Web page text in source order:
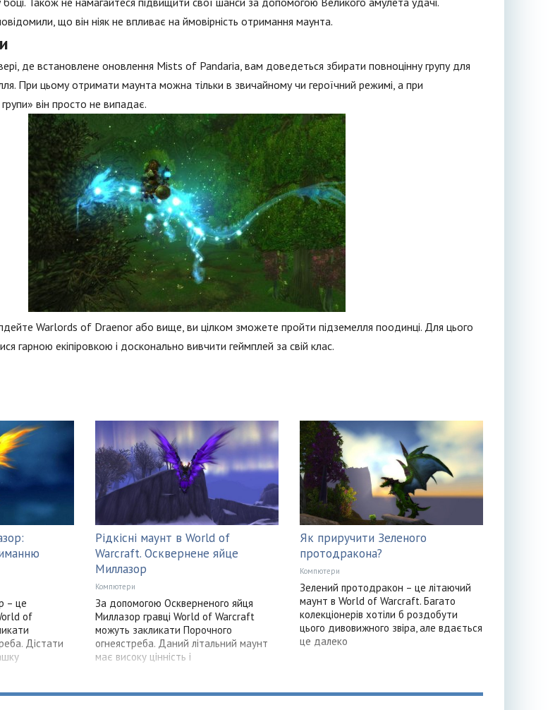
що він ніяк не впливає на ймовірність отримання маунта.
де встановлене оновлення Mists of Pandaria, вам доведеться збирати повноцінну групу для
При цьому отримати маунта можна тільки в звичайному чи героїчний режимі, а при
він просто не випадає.
Warlords of Draenor або вище, ви цілком зможете пройти підземелля поодинці. Для цього
гарною екіпіровкою і досконально вивчити геймплей за свій клас.
– це
of
Дістати
Рідкісні маунт в World of
Warcraft. Осквернене яйце
Миллазор
Компютери
За допомогою Оскверненого яйця
Миллазор гравці World of Warcraft
можуть закликати Порочного
огнеястреба. Даний літальний маунт
має високу цінність і
Як приручити Зеленого
протодракона?
Компютери
Зелений протодракон – це літаючий
маунт в World of Warcraft. Багато
колекціонерів хотіли б роздобути
цього дивовижного звіра, але вдається
це далеко